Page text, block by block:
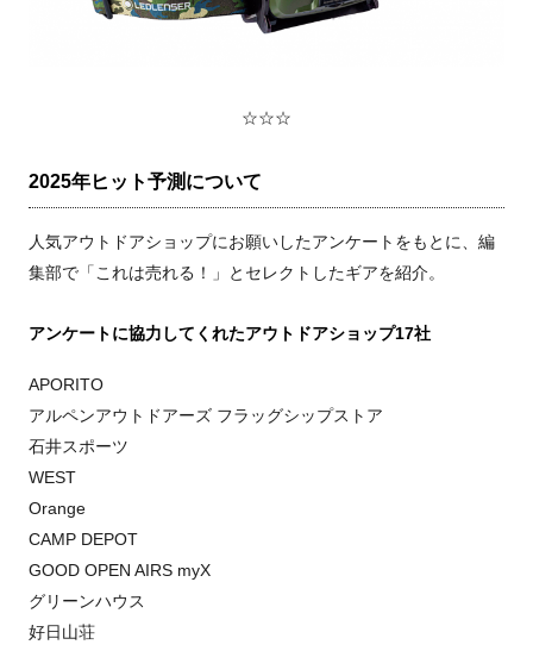
☆☆☆
2025年ヒット予測について
人気アウトドアショップにお願いしたアンケートをもとに、編
集部で「これは売れる！」とセレクトしたギアを紹介。
アンケートに協力してくれたアウトドアショップ17社
APORITO
アルペンアウトドアーズ フラッグシップストア
石井スポーツ
WEST
Orange
CAMP DEPOT
GOOD OPEN AIRS myX
グリーンハウス
好日山荘